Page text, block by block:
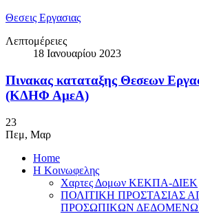
Θεσεις Εργασιας
Λεπτομέρειες
18 Ιανουαρίου 2023
Πινακας καταταξης Θεσεων
(ΚΔΗΦ ΑμεΑ)
23
Πεμ, Μαρ
Home
Η Κοινωφελης
Χαρτες Δομων ΚΕΚΠΑ-ΔΙΕΚ
ΠΟΛΙΤΙΚΗ ΠΡΟΣΤΑΣΙΑΣ
ΠΡΟΣΩΠΙΚΩΝ